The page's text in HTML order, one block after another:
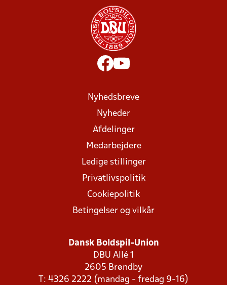
Nyhedsbreve
Nyheder
Afdelinger
Medarbejdere
Ledige stillinger
Privatlivspolitik
Cookiepolitik
Betingelser og vilkår
Dansk Boldspil-Union
DBU Allé 1
2605 Brøndby
T: 4326 2222 (mandag - fredag 9-16)